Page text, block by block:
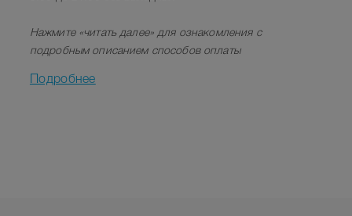
Нажмите «читать далее» для ознакомления с
подробным описанием способов оплаты
Подробнее